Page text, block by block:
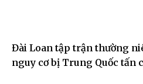
Đài Loan tập trận thường
nguy cơ bị Trung Quốc tấn